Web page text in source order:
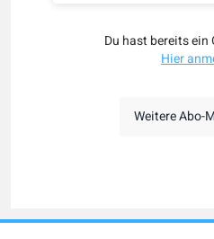
Du hast bereits ein
Hier
Weitere Abo-